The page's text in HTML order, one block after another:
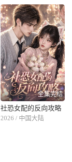
全集完结
社恐女配的反向攻略
2026 / 中国大陆